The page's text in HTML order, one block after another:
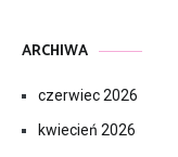
ARCHIWA
czerwiec 2026
kwiecień 2026